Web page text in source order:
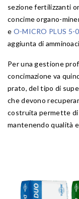
sezione fertilizzanti
concime organo-
e O-MICRO PLUS 5-
aggiunta di
Per una gestione
concimazione va
prato, del tipo di
che devono
costruita permette di
mantenendo qualità